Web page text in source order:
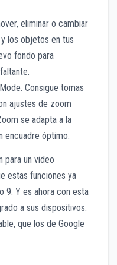
eliminar o cambiar
los objetos en tus
fondo para
Consigue tomas
ajustes de zoom
se adapta a la
encuadre óptimo.
para un video
estas funciones ya
9. Y es ahora con esta
a sus dispositivos.
que los de Google